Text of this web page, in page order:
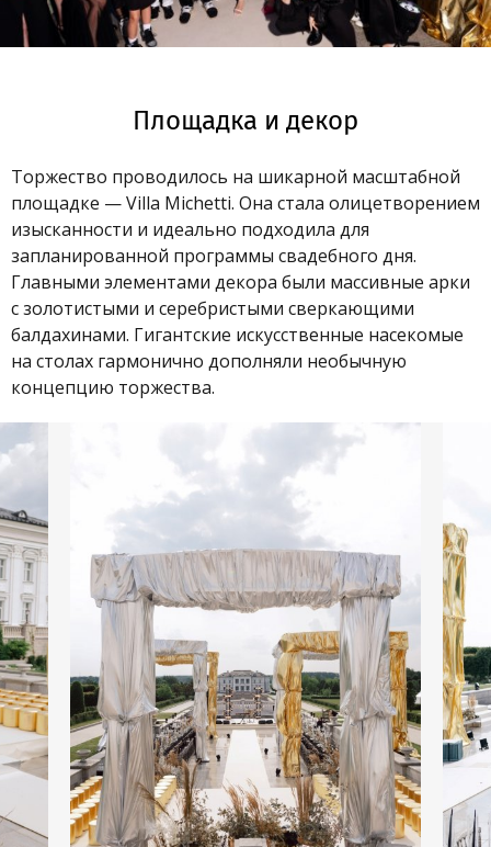
Площадка и декор
Торжество проводилось на шикарной масштабной
площадке — Villa Michetti. Она стала олицетворением
изысканности и идеально подходила для
запланированной программы свадебного дня.
Главными элементами декора были массивные арки
с золотистыми и серебристыми сверкающими
балдахинами. Гигантские искусственные насекомые
на столах гармонично дополняли необычную
концепцию торжества.